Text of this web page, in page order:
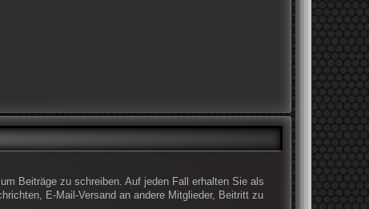
Beiträge zu schreiben. Auf jeden Fall erhalten Sie als
E-Mail-Versand an andere Mitglieder, Beitritt zu